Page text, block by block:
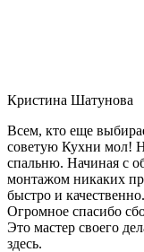
Кристина Шатунова
Всем, кто еще
советую Кухни мол!
спальню. Начиная с
монтажом никаких
быстро и
Огромное спасибо
Это мастер своего
здесь.